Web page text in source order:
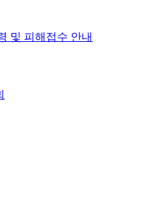
및 피해접수 안내